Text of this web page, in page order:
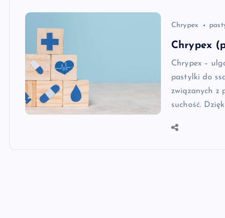
Chrypex
Chrypex
Chrypex –
pastylki do
związanych z
suchość.